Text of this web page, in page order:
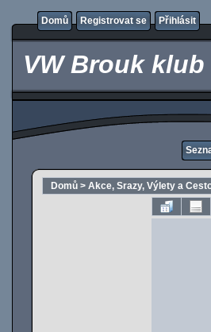
Domů Registrovat se Přihlásit
VW Brouk klub
Domů > Akce, Srazy, Výlety a